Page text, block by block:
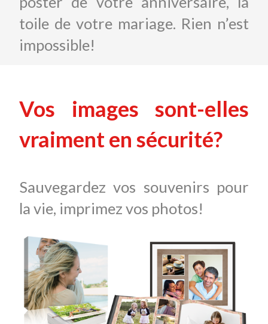
toile de votre mariage. Rien n’est
impossible!
Vos images sont-elles
vraiment en sécurité?
Sauvegardez vos souvenirs pour
la vie, imprimez vos photos!